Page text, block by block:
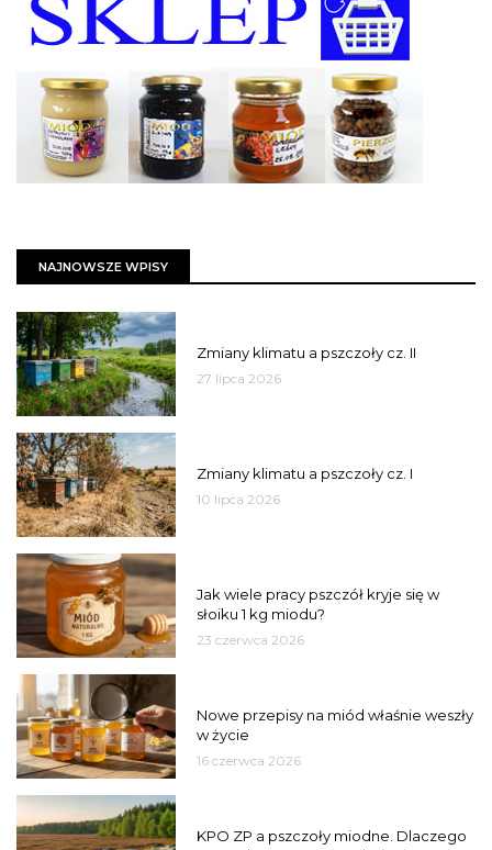
NAJNOWSZE WPISY
Zmiany klimatu a pszczoły cz. II
27 lipca 2026
Zmiany klimatu a pszczoły cz. I
10 lipca 2026
Jak wiele pracy pszczół kryje się w
słoiku 1 kg miodu?
23 czerwca 2026
Nowe przepisy na miód właśnie weszły
w życie
16 czerwca 2026
KPO ZP a pszczoły miodne. Dlaczego